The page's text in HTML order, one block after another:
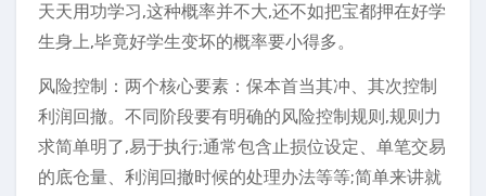
天天用功学习,这种概率并不大,还不如把宝都押在好学
生身上,毕竟好学生变坏的概率要小得多。
风险控制：两个核心要素：保本首当其冲、其次控制
利润回撤。不同阶段要有明确的风险控制规则,规则力
求简单明了,易于执行;通常包含止损位设定、单笔交易
的底仓量、利润回撤时候的处理办法等等;简单来讲就